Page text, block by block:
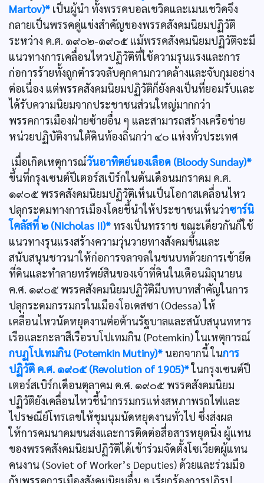
Martov)* เป็นผู้นำ ทั้งพรรคบอลเชวิคและเมนเชวิคจึง
กลายเป็นพรรคคู่แข่งสำคัญของพรรคสังคมนิยมปฏิวัติ
ระหว่าง ค.ศ. ๑๙๐๒-๑๙๐๕ แม้พรรคสังคมนิยมปฏิวัติจะมี
แนวทางการเคลื่อนไหวปฏิวัติที่ใช้ความรุนแรงและการ
ก่อการร้ายทั้งถูกตำรวจลับคุกคามกวาดล้างและจับกุมอย่าง
ต่อเนื่อง แต่พรรคสังคมนิยมปฏิวัติก็ยังคงเป็นที่ยอมรับและ
ได้รับความนิยมจากประชาชนส่วนใหญ่มากกว่า
พรรคการเมืองฝ่ายซ้ายอื่น ๆ และสามารถสร้างเครือข่าย
หน่วยปฏิบัติงานใต้ดินท้องถิ่นกว่า ๔๐ แห่งทั่วประเทศ
เมื่อเกิดเหตุการณ์วันอาทิตย์นองเลือด (Bloody Sunday)*
ขึ้นที่กรุงเซนต์ปีเตอร์สเบิร์กในต้นเดือนมกราคม ค.ศ.
๑๙๐๕ พรรคสังคมนิยมปฏิวัติเห็นเป็นโอกาสเคลื่อนไหว
ปลุกระดมทางการเมืองโดยชี้นำให้ประชาชนเห็นว่าซาร์นิ
โคลัสที่ ๒ (Nicholas II)* ทรงเป็นทรราช ขณะเดียวกันก็ใช้
แนวทางรุนแรงสร้างความวุ่นวายทางสังคมขึ้นและ
สนับสนุนชาวนาให้ก่อการจลาจลในชนบทด้วยการเข้ายึด
ที่ดินและทำลายทรัพย์สินของเจ้าที่ดินในเดือนมิถุนายน
ค.ศ. ๑๙๐๕ พรรคสังคมนิยมปฏิวัติมีบทบาทสำคัญในการ
ปลุกระดมกรรมกรในเมืองโอเดสซา (Odessa) ให้
เคลื่อนไหวนัดหยุดงานต่อต้านรัฐบาลและสนับสนุนทหาร
เรือและกะลาสีเรือรบโปเทมกิน (Potemkin) ในเหตุการณ์
กบฏโปเทมกิน (Potemkin Mutiny)* นอกจากนี้ ในการ
ปฏิวัติ ค.ศ. ๑๙๐๕ (Revolution of 1905)*ในกรุงเซนต์ปี
เตอร์สเบิร์กเดือนตุลาคม ค.ศ. ๑๙๐๕ พรรคสังคมนิยม
ปฏิวัติยังเคลื่อนไหวชี้นำกรรมกรแห่งสหภาพรถไฟและ
ไปรษณีย์โทรเลขให้ชุมนุมนัดหยุดงานทั่วไป ซึ่งส่งผล
ให้การคมนาคมขนส่งและการติดต่อสื่อสารหยุดนิ่ง ผู้แทน
ของพรรคสังคมนิยมปฏิวัติได้เข้าร่วมจัดตั้งโซเวียตผู้แทน
คนงาน (Soviet of Worker’s Deputies) ด้วยและร่วมมือ